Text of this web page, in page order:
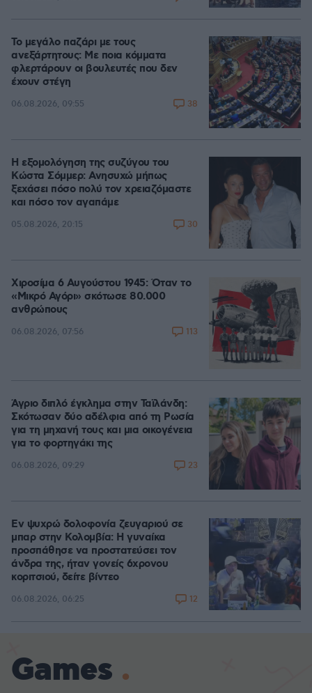
Το μεγάλο παζάρι με τους
ανεξάρτητους: Με ποια κόμματα
φλερτάρουν οι βουλευτές που δεν
έχουν στέγη
06.08.2026, 09:55 38
Η εξομολόγηση της συζύγου του
Κώστα Σόμμερ: Ανησυχώ μήπως
ξεχάσει πόσο πολύ τον χρειαζόμαστε
και πόσο τον αγαπάμε
05.08.2026, 20:15 30
Χιροσίμα 6 Αυγούστου 1945: Όταν το
«Μικρό Αγόρι» σκότωσε 80.000
ανθρώπους
06.08.2026, 07:56 113
Άγριο διπλό έγκλημα στην Ταϊλάνδη:
Σκότωσαν δύο αδέλφια από τη Ρωσία
για τη μηχανή τους και μια οικογένεια
για το φορτηγάκι της
06.08.2026, 09:29 23
Εν ψυχρώ δολοφονία ζευγαριού σε
μπαρ στην Κολομβία: Η γυναίκα
προσπάθησε να προστατεύσει τον
άνδρα της, ήταν γονείς 6χρονου
κοριτσιού, δείτε βίντεο
06.08.2026, 06:25 12
Games